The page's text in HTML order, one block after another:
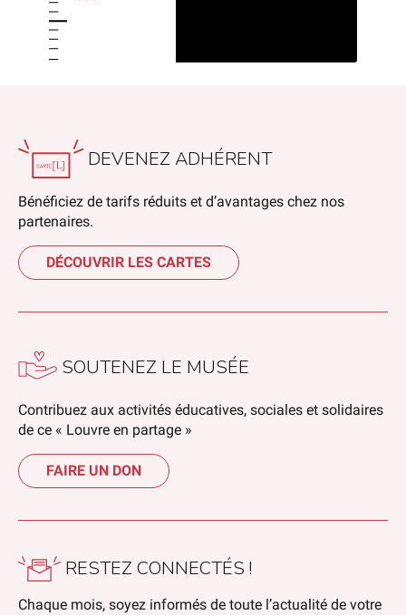
DEVENEZ ADHÉRENT
Bénéficiez de tarifs réduits et d’avantages chez nos
partenaires.
DÉCOUVRIR LES CARTES
SOUTENEZ LE MUSÉE
Contribuez aux activités éducatives, sociales et solidaires
de ce « Louvre en partage »
FAIRE UN DON
RESTEZ CONNECTÉS !
Chaque mois, soyez informés de toute l’actualité de votre